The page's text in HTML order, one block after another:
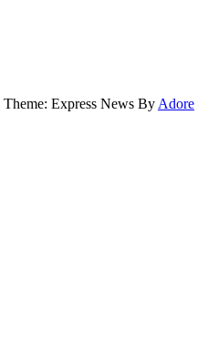
Theme: Express News By Adore